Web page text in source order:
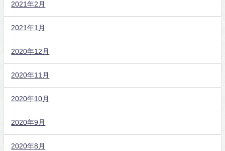
2021年2月
2021年1月
2020年12月
2020年11月
2020年10月
2020年9月
2020年8月